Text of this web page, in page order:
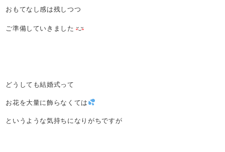
おもてなし感は残しつつ
ご準備していきました
どうしても結婚式って
お花を大量に飾らなくては
というような気持ちになりがちですが